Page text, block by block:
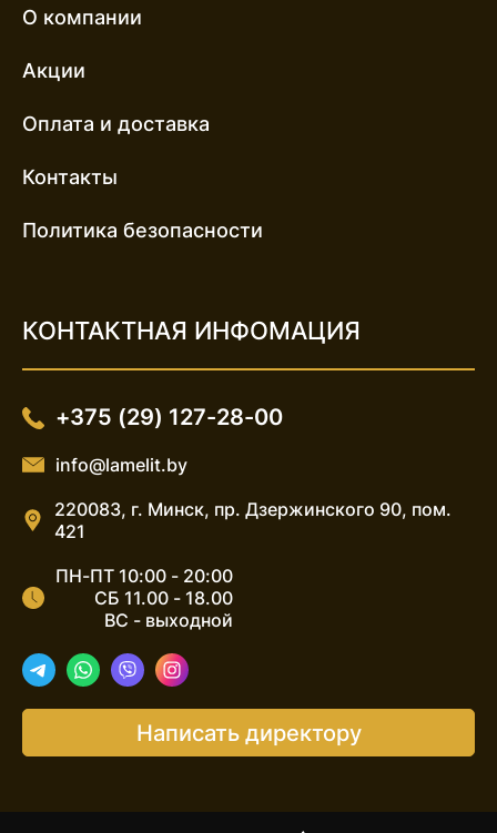
О компании
Акции
Оплата и доставка
Контакты
Политика безопасности
КОНТАКТНАЯ ИНФОМАЦИЯ
+375 (29) 127-28-00
info@lamelit.by
220083, г. Минск, пр. Дзержинского 90, пом.
421
ПН-ПТ 10:00 - 20:00
СБ 11.00 - 18.00
ВС - выходной
Telegram
WhatsApp
ViberInstagram
Написать директору